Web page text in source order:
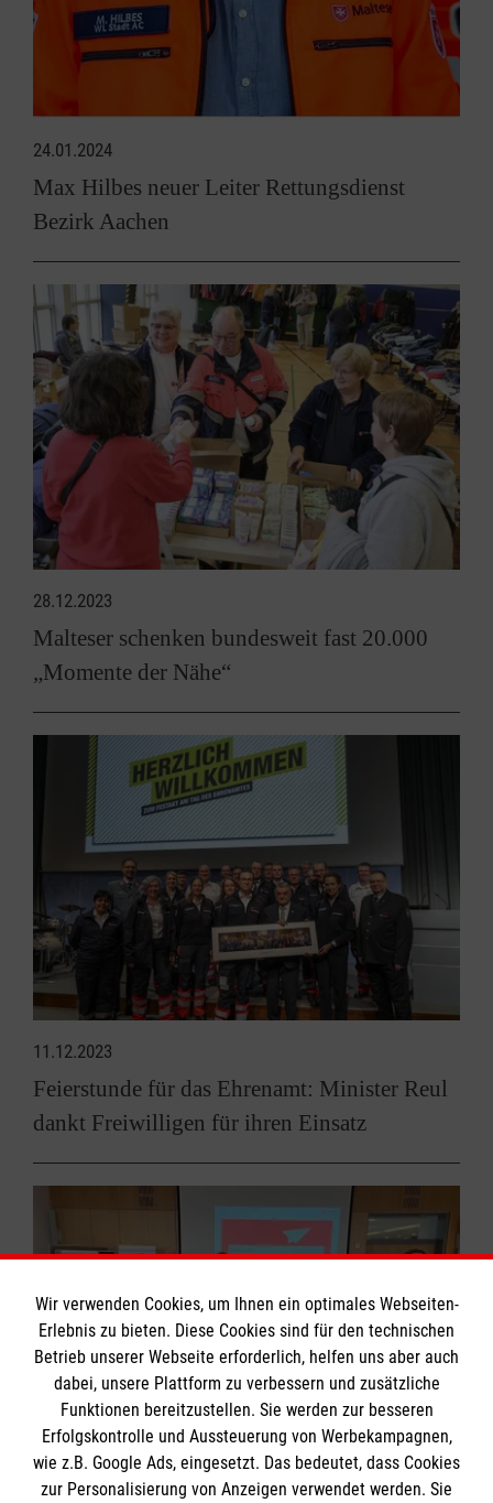
24.01.2024
Max Hilbes neuer Leiter Rettungsdienst
Bezirk Aachen
28.12.2023
Malteser schenken bundesweit fast 20.000
„Momente der Nähe“
11.12.2023
Feierstunde für das Ehrenamt: Minister Reul
dankt Freiwilligen für ihren Einsatz
Wir verwenden Cookies, um Ihnen ein optimales Webseiten-
Erlebnis zu bieten. Diese Cookies sind für den technischen
Betrieb unserer Webseite erforderlich, helfen uns aber auch
dabei, unsere Plattform zu verbessern und zusätzliche
Funktionen bereitzustellen. Sie werden zur besseren
Erfolgskontrolle und Aussteuerung von Werbekampagnen,
wie z.B. Google Ads, eingesetzt. Das bedeutet, dass Cookies
zur Personalisierung von Anzeigen verwendet werden. Sie